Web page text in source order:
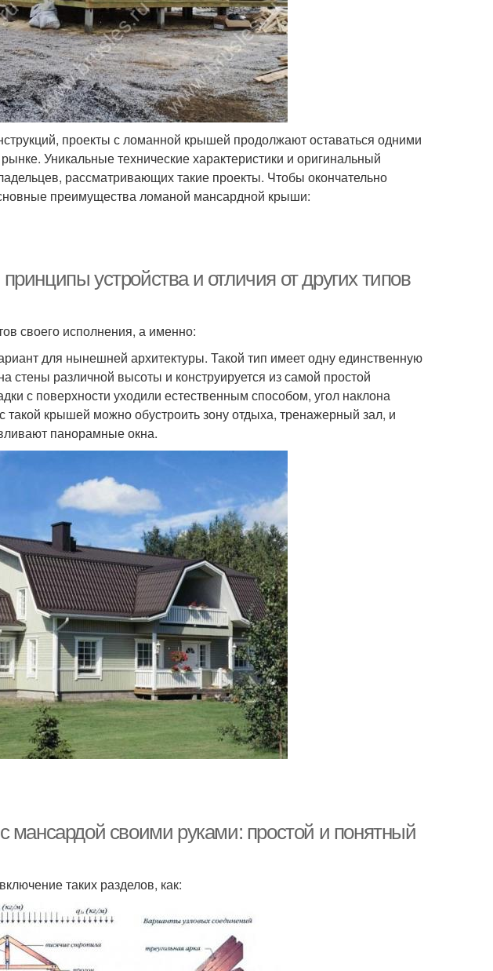
проекты с ломанной крышей продолжают оставаться одними
Уникальные технические характеристики и оригинальный
рассматривающих такие проекты. Чтобы окончательно
преимущества ломаной мансардной крыши:
устройства и отличия от других типов
своего исполнения, а именно:
для нынешней архитектуры. Такой тип имеет одну единственную
стены различной высоты и конструируется из самой простой
с поверхности уходили естественным способом, угол наклона
крышей можно обустроить зону отдыха, тренажерный зал, и
панорамные окна.
мансардой своими руками: простой и понятный
таких разделов, как: